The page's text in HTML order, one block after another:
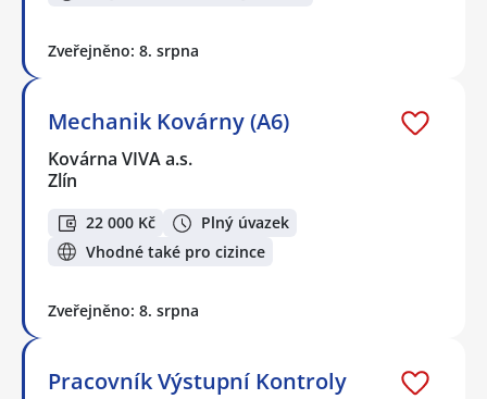
Zveřejněno: 8. srpna
Mechanik Kovárny (A6)
Kovárna VIVA a.s.
Zlín
22 000 Kč
Plný úvazek
Vhodné také pro cizince
Zveřejněno: 8. srpna
Pracovník Výstupní Kontroly